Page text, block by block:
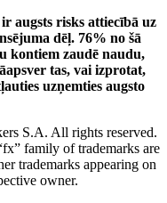
augsts risks attiecībā uz
dēļ. 76% no šā
kontiem zaudē naudu,
tas, vai izprotat,
uzņemties augsto
S.A. All rights reserved.
family of trademarks are
trademarks appearing on
owner.